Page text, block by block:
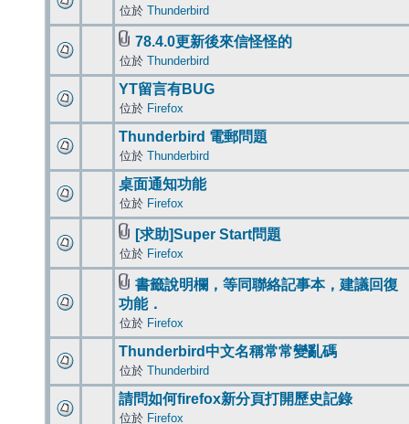
位於 Thunderbird
78.4.0更新後來信怪怪的
位於 Thunderbird
YT留言有BUG
位於 Firefox
Thunderbird 電郵問題
位於 Thunderbird
桌面通知功能
位於 Firefox
[求助]Super Start問題
位於 Firefox
書籤說明欄，等同聯絡記事本，建議回復
功能．
位於 Firefox
Thunderbird中文名稱常常變亂碼
位於 Thunderbird
請問如何firefox新分頁打開歷史記錄
位於 Firefox